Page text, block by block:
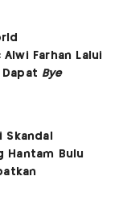
Farhan Lalui
Dapat Bye
Skandal
Hantam Bulu